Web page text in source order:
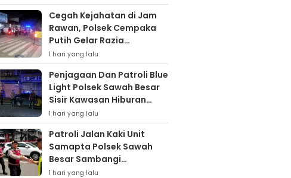
Cegah Kejahatan di Jam
Rawan, Polsek Cempaka
Putih Gelar Razia
Stasioner
1 hari yang lalu
Penjagaan Dan Patroli Blue
Light Polsek Sawah Besar
Sisir Kawasan Hiburan
Malam, Cegah Tawuran
dan Balap Liar
1 hari yang lalu
Patroli Jalan Kaki Unit
Samapta Polsek Sawah
Besar Sambangi
Kemenkeu, Pastikan
1 hari yang lalu